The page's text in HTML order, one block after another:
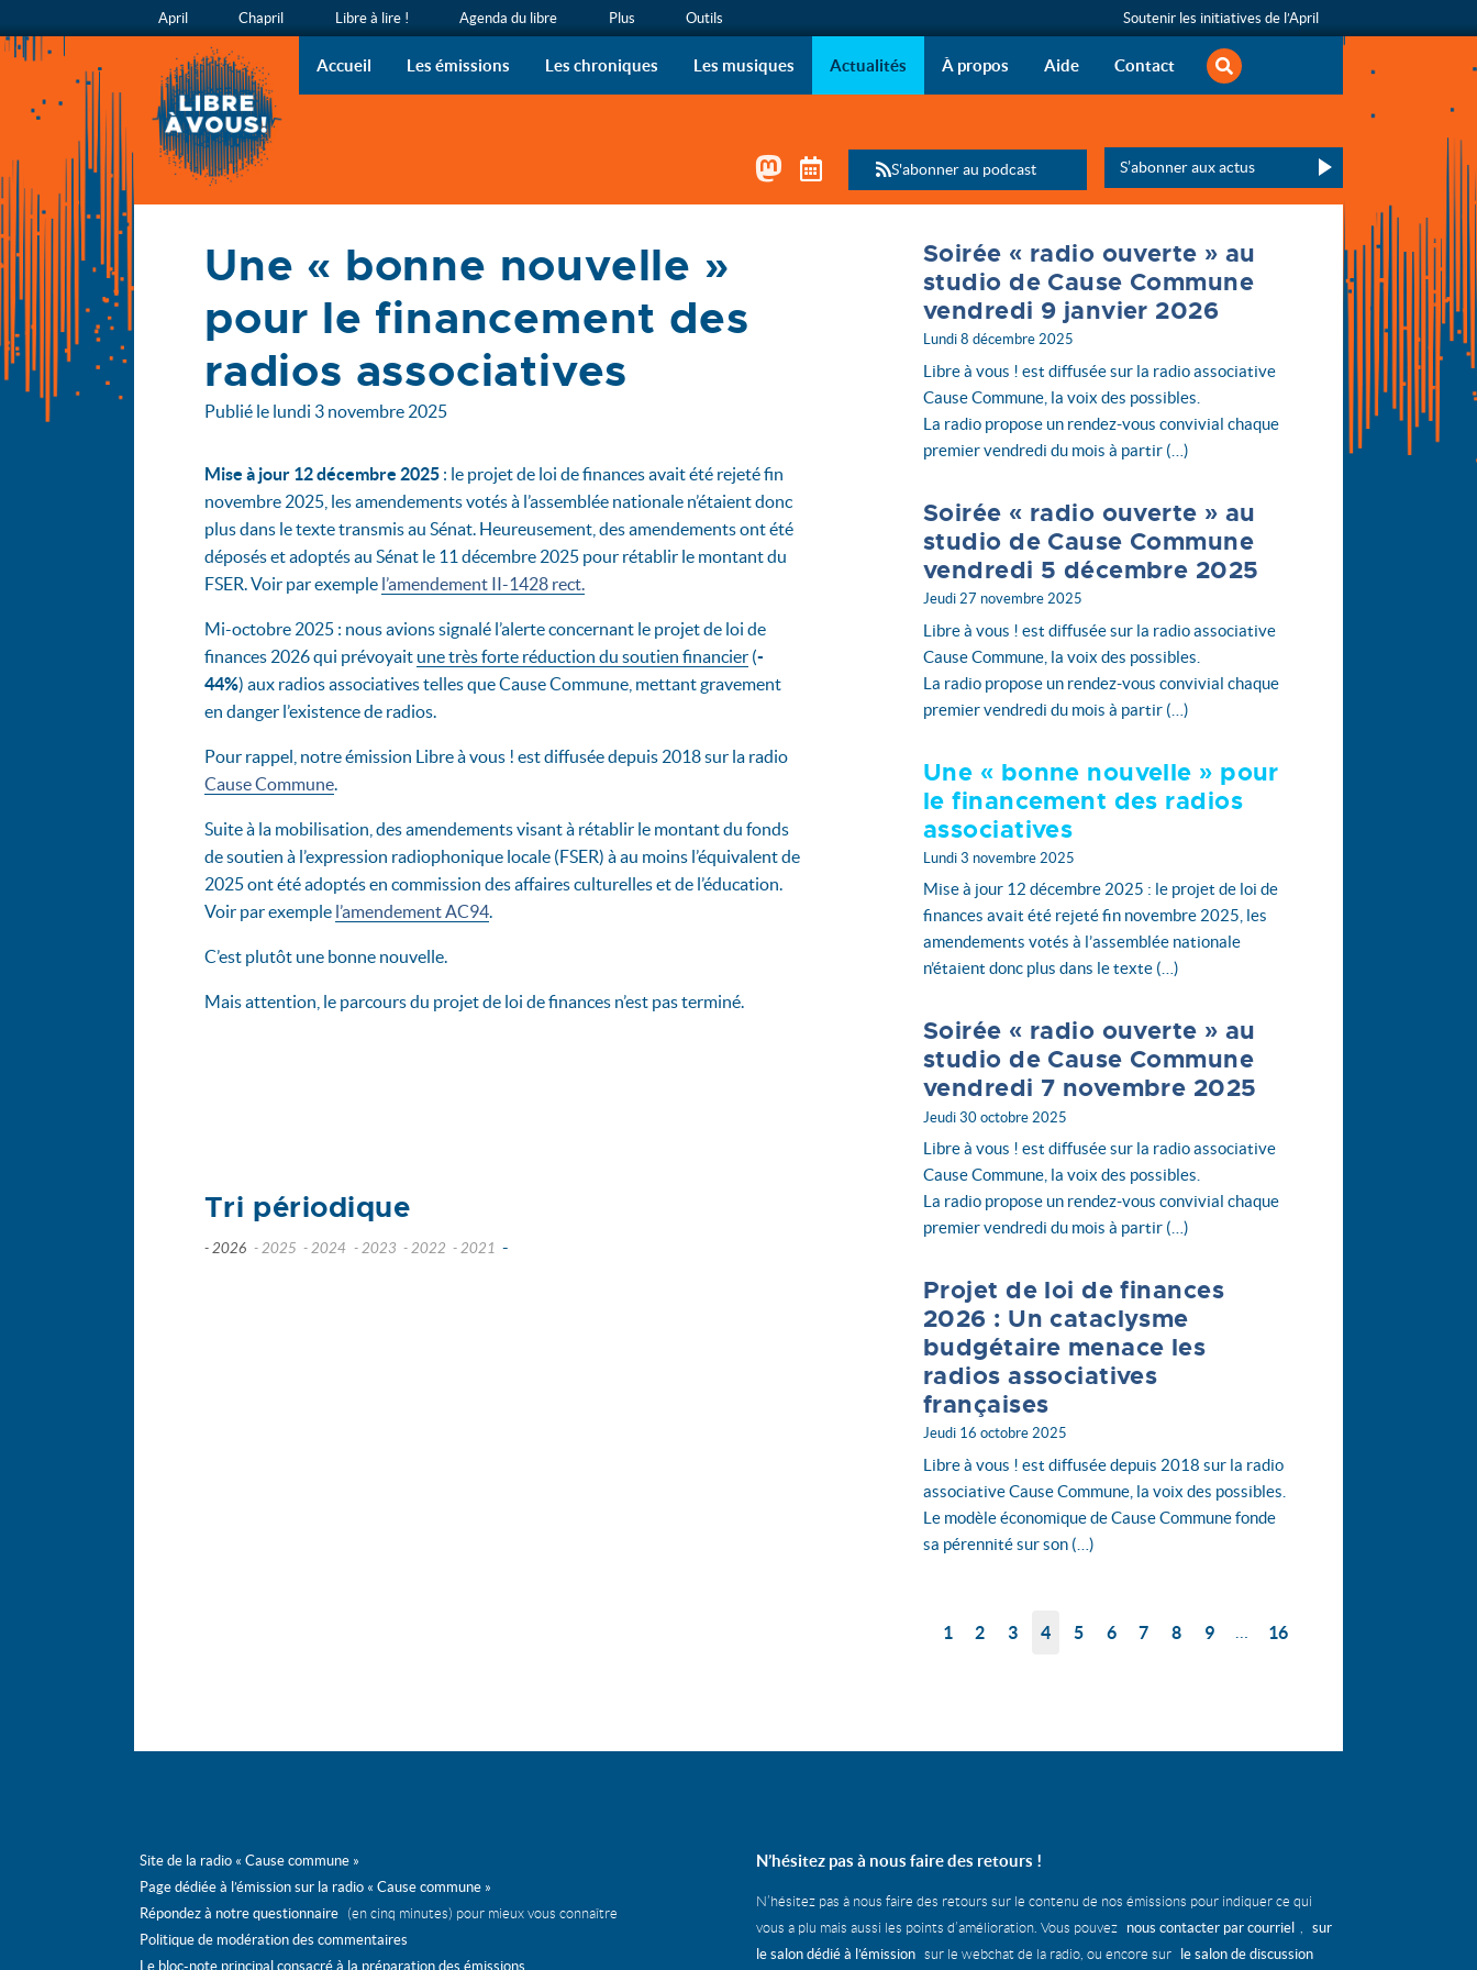
Libre à vous !
L’émission de radio de l’April sur vos libertés informatiques
Accueil Les émissions Les chroniques Les musiques Actualités À propos Aide Contact
rechercher
S’abonner aux actus
Mastodon
Télécharger le calendrier des émissions de la saison en cours
S'abonner au podcast
Actualités
Une « bonne nouvelle » pour le financement des radios (…)
Une « bonne nouvelle »
pour le financement des
radios associatives
Publié le lundi 3 novembre 2025
Mise à jour 12 décembre 2025: le projet de loi de finances avait été rejeté fin
novembre 2025, les amendements votés à l’assemblée nationale n’étaient donc
plus dans le texte transmis au Sénat. Heureusement, des amendements ont été
déposés et adoptés au Sénat le 11 décembre 2025 pour rétablir le montant du
FSER. Voir par exemple l’amendement II-1428 rect.
Mi-octobre 2025 : nous avions signalé l’alerte concernant le projet de loi de
finances 2026 qui prévoyait une très forte réduction du soutien financier(-
44%) aux radios associatives telles que Cause Commune, mettant gravement
en danger l’existence de radios.
Pour rappel, notre émission Libre à vous ! est diffusée depuis 2018 sur la radio
Cause Commune.
Suite à la mobilisation, des amendements visant à rétablir le montant du fonds
de soutien à l’expression radiophonique locale (FSER) à au moins l’équivalent de
2025 ont été adoptés en commission des affaires culturelles et de l’éducation.
Voir par exemple l’amendement AC94.
C’est plutôt une bonne nouvelle.
Mais attention, le parcours du projet de loi de finances n’est pas terminé.
Tri périodique
- 2026 - 2025 - 2024 - 2023 - 2022 - 2021 -
Soirée « radio ouverte » au
studio de Cause Commune
vendredi 9 janvier 2026
Lundi 8 décembre 2025
Libre à vous ! est diffusée sur la radio associative
Cause Commune, la voix des possibles.
La radio propose un rendez-vous convivial chaque
premier vendredi du mois à partir (…)
Soirée « radio ouverte » au
studio de Cause Commune
vendredi 5 décembre 2025
Jeudi 27 novembre 2025
Libre à vous ! est diffusée sur la radio associative
Cause Commune, la voix des possibles.
La radio propose un rendez-vous convivial chaque
premier vendredi du mois à partir (…)
Une « bonne nouvelle » pour
le financement des radios
associatives
Lundi 3 novembre 2025
Mise à jour 12 décembre 2025 : le projet de loi de
finances avait été rejeté fin novembre 2025, les
amendements votés à l’assemblée nationale
n’étaient donc plus dans le texte (…)
Soirée « radio ouverte » au
studio de Cause Commune
vendredi 7 novembre 2025
Jeudi 30 octobre 2025
Libre à vous ! est diffusée sur la radio associative
Cause Commune, la voix des possibles.
La radio propose un rendez-vous convivial chaque
premier vendredi du mois à partir (…)
Projet de loi de finances
2026 : Un cataclysme
budgétaire menace les
radios associatives
françaises
Jeudi 16 octobre 2025
Libre à vous ! est diffusée depuis 2018 sur la radio
associative Cause Commune, la voix des possibles.
Le modèle économique de Cause Commune fonde
sa pérennité sur son (…)
1 2 3 4 5 6 7 8 9 16
Site de la radio « Cause commune »
Page dédiée à l’émission sur la radio « Cause commune »
Répondez à notre questionnaire
(en cinq minutes) pour mieux vous connaître
Politique de modération des commentaires
Le bloc-note principal consacré à la préparation des émissions
N’hésitez pas à nous faire des retours !
N’hésitez pas à nous faire des retours sur le contenu de nos émissions pour indiquer ce qui
vous a plu mais aussi les points d’amélioration. Vous pouvez
nous contacter par courriel ,
sur
le salon dédié à l’émission sur le webchat de la radio, ou encore sur le salon de discussion
April Chapril Libre à lire ! Agenda du libre Plus Outils Soutenir les initiatives de l’April